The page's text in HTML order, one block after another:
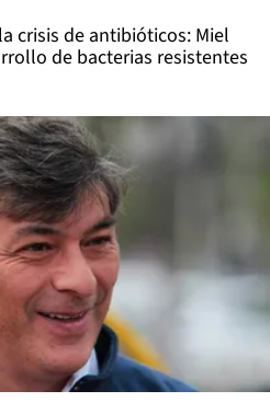
crisis de antibióticos: Miel
de bacterias resistentes